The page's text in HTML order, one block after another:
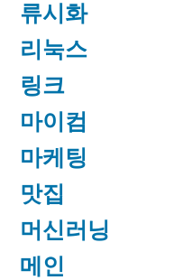
류시화
리눅스
링크
마이컴
마케팅
맛집
머신러닝
메인